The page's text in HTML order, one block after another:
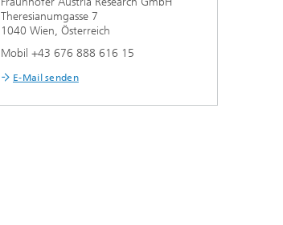
Theresianumgasse 7
1040 Wien, Österreich
Mobil +43 676 888 616 15
E-Mail senden